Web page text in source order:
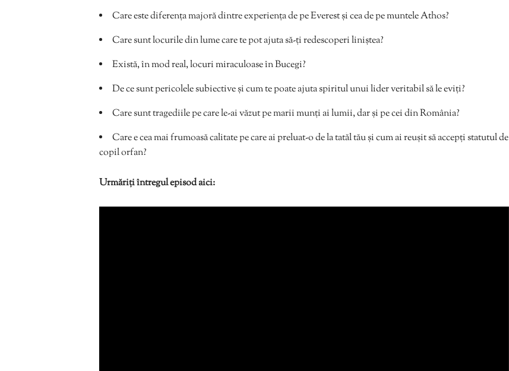
Care este diferența majoră dintre experiența de pe Everest și cea de pe muntele Athos?
Care sunt locurile din lume care te pot ajuta să-ți redescoperi liniștea?
Există, în mod real, locuri miraculoase în Bucegi?
De ce sunt pericolele subiective și cum te poate ajuta spiritul unui lider veritabil să le eviți?
Care sunt tragediile pe care le-ai văzut pe marii munți ai lumii, dar și pe cei din România?
Care e cea mai frumoasă calitate pe care ai preluat-o de la tatăl tău și cum ai reușit să accepți statutul de
copil orfan?
Urmăriți întregul episod aici: